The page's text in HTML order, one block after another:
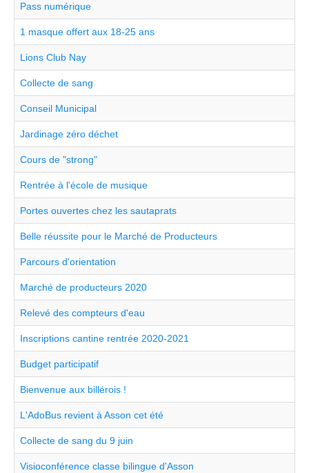
Pass numérique
1 masque offert aux 18-25 ans
Lions Club Nay
Collecte de sang
Conseil Municipal
Jardinage zéro déchet
Cours de "strong"
Rentrée à l'école de musique
Portes ouvertes chez les sautaprats
Belle réussite pour le Marché de Producteurs
Parcours d'orientation
Marché de producteurs 2020
Relevé des compteurs d'eau
Inscriptions cantine rentrée 2020-2021
Budget participatif
Bienvenue aux billérois !
L'AdoBus revient à Asson cet été
Collecte de sang du 9 juin
Visioconférence classe bilingue d'Asson